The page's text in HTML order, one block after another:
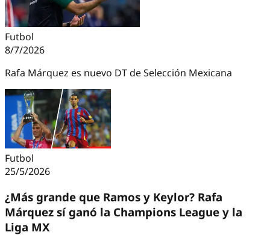
Futbol
8/7/2026
Rafa Márquez es nuevo DT de Selección Mexicana
Futbol
25/5/2026
¿Más grande que Ramos y Keylor? Rafa
Márquez sí ganó la Champions League y la
Liga MX